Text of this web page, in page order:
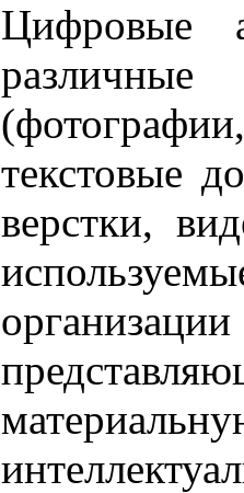
Цифровые
текстовые
верстки,